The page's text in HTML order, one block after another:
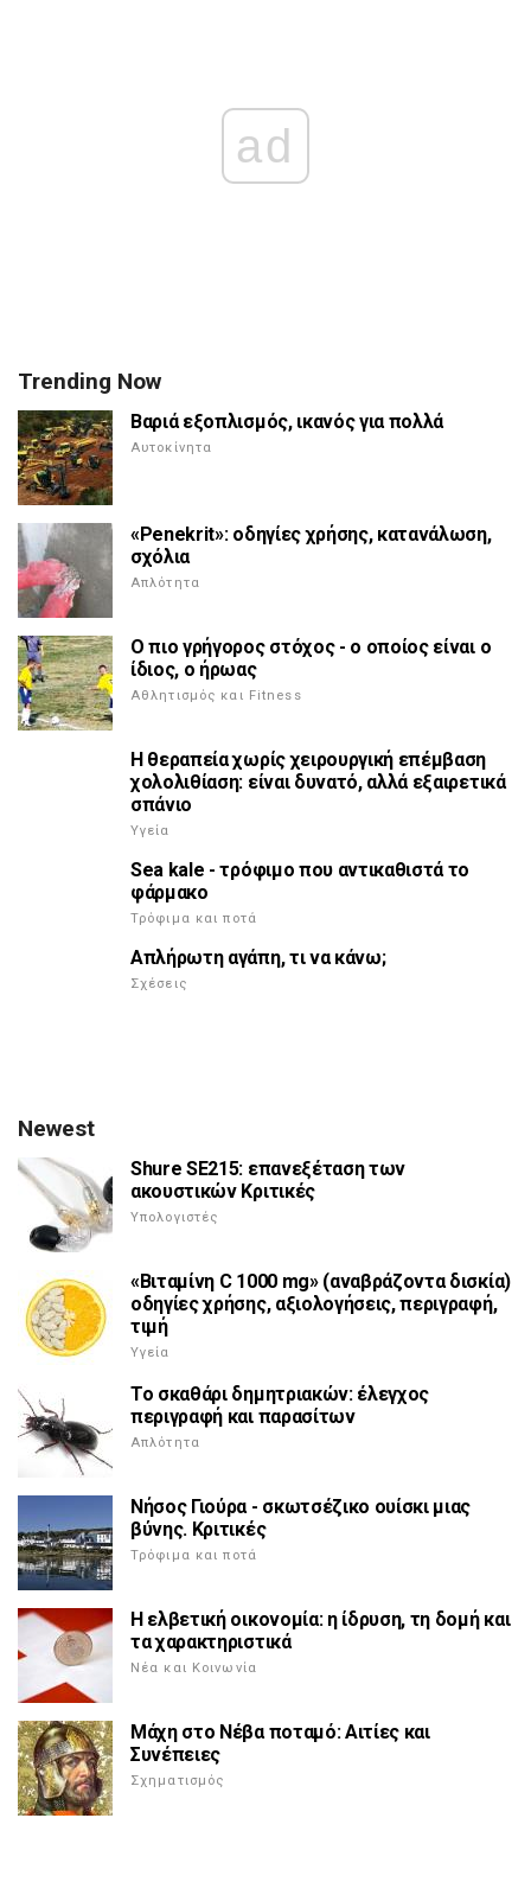
ad
Trending Now
Βαριά εξοπλισμός, ικανός για πολλά
Αυτοκίνητα
«Penekrit»: οδηγίες χρήσης, κατανάλωση,
σχόλια
Απλότητα
Ο πιο γρήγορος στόχος - ο οποίος είναι ο
ίδιος, ο ήρωας
Αθλητισμός και Fitness
Η θεραπεία χωρίς χειρουργική επέμβαση
χολολιθίαση: είναι δυνατό, αλλά εξαιρετικά
σπάνιο
Υγεία
Sea kale - τρόφιμο που αντικαθιστά το
φάρμακο
Τρόφιμα και ποτά
Απλήρωτη αγάπη, τι να κάνω;
Σχέσεις
Newest
Shure SE215: επανεξέταση των
ακουστικών Κριτικές
Υπολογιστές
«Βιταμίνη C 1000 mg» (αναβράζοντα δισκία)
οδηγίες χρήσης, αξιολογήσεις, περιγραφή,
τιμή
Υγεία
Το σκαθάρι δημητριακών: έλεγχος
περιγραφή και παρασίτων
Απλότητα
Νήσος Γιούρα - σκωτσέζικο ουίσκι μιας
βύνης. Κριτικές
Τρόφιμα και ποτά
Η ελβετική οικονομία: η ίδρυση, τη δομή και
τα χαρακτηριστικά
Νέα και Κοινωνία
Μάχη στο Νέβα ποταμό: Αιτίες και
Συνέπειες
Σχηματισμός